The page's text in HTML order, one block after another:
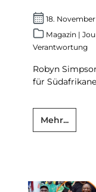
18. November
Magazin |
Verantwortung
Robyn
für
Mehr...